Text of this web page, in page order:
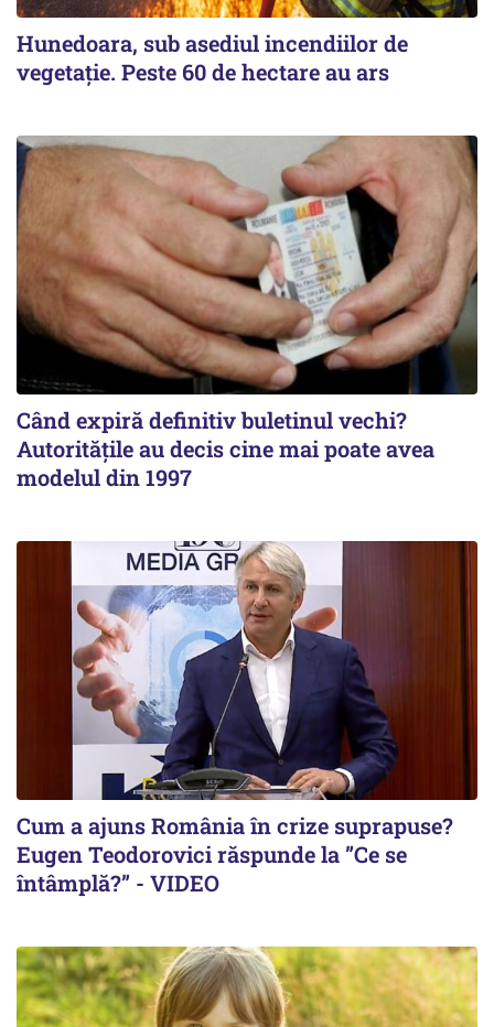
Hunedoara, sub asediul incendiilor de
vegetație. Peste 60 de hectare au ars
Când expiră definitiv buletinul vechi?
Autoritățile au decis cine mai poate avea
modelul din 1997
Cum a ajuns România în crize suprapuse?
Eugen Teodorovici răspunde la ”Ce se
întâmplă?” - VIDEO